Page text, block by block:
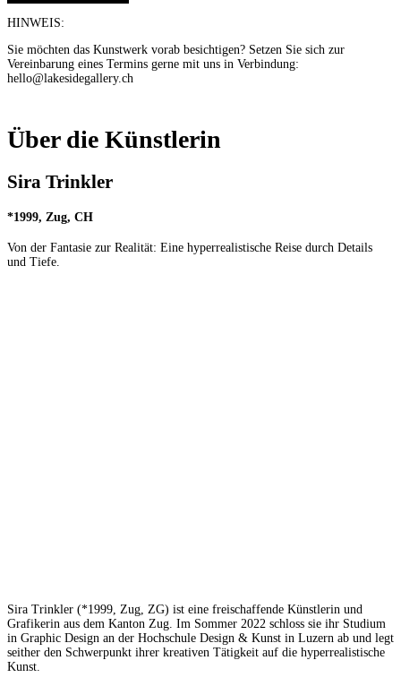
Menge
HINWEIS:
Sie möchten das Kunstwerk vorab besichtigen? Setzen Sie sich zur
Vereinbarung eines Termins gerne mit uns in Verbindung:
hello@lakesidegallery.ch
Über die Künstlerin
Sira Trinkler
*1999, Zug, CH
Von der Fantasie zur Realität: Eine hyperrealistische Reise durch Details
und Tiefe.
Sira Trinkler (*1999, Zug, ZG) ist eine freischaffende Künstlerin und
Grafikerin aus dem Kanton Zug. Im Sommer 2022 schloss sie ihr Studium
in Graphic Design an der Hochschule Design & Kunst in Luzern ab und legt
seither den Schwerpunkt ihrer kreativen Tätigkeit auf die hyperrealistische
Kunst.